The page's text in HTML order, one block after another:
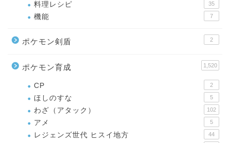
料理レシピ 35
機能 7
ポケモン剣盾 2
ポケモン育成 1,520
CP 2
ほしのすな 5
わざ（アタック） 102
アメ 5
レジェンズ世代 ヒスイ地方 44